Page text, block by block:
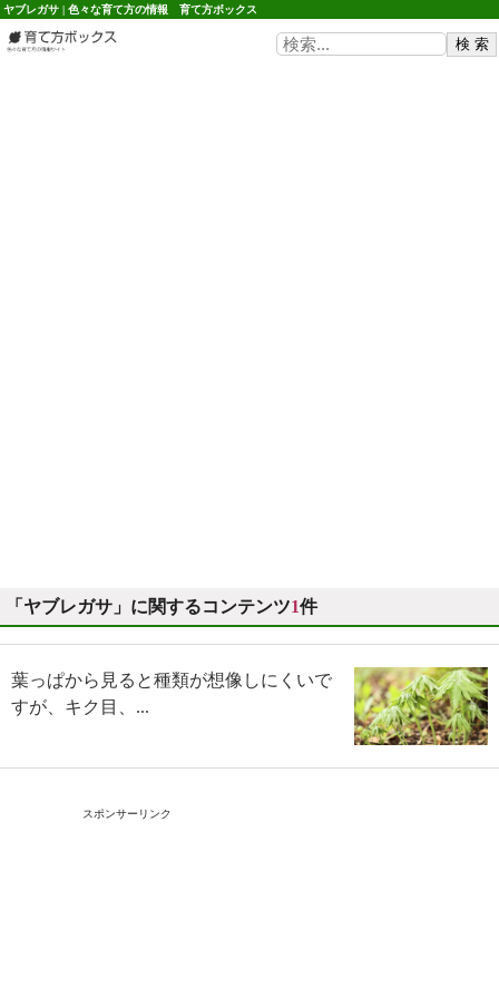
ヤブレガサ | 色々な育て方の情報 育て方ボックス
「ヤブレガサ」に関するコンテンツ1件
葉っぱから見ると種類が想像しにくいで
すが、キク目、...
スポンサーリンク